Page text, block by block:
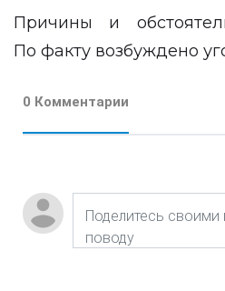
Причины и
По факту возбуждено
0 Комментарии